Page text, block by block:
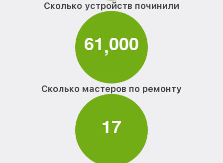
Сколько устройств починили
61,000
Сколько мастеров по ремонту
17